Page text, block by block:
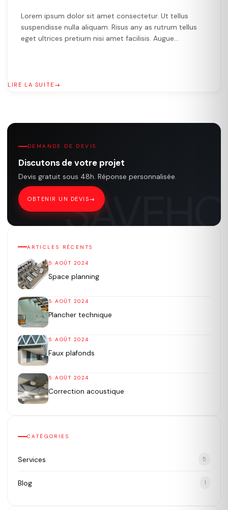
Lorem ipsum dolor sit amet consectetur. Ut tellus
suspendisse nulla aliquam. Risus any as rutrum tellus
eget ultrices pretium nisi amet facilisis. Augue
LIRE LA SUITE
DEMANDE DE DEVIS
Discutons de votre projet
Devis gratuit sous 48h. Réponse personnalisée.
OBTENIR UN DEVIS
ARTICLES RÉCENTS
5 AOÛT 2024
Space planning
5 AOÛT 2024
Plancher technique
5 AOÛT 2024
Faux plafonds
5 AOÛT 2024
Correction acoustique
CATÉGORIES
Services 5
Blog 1